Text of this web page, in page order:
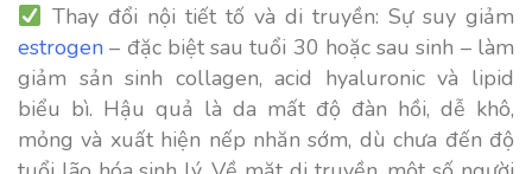
Thay đổi nội tiết tố và di truyền: Sự suy giảm
estrogen – đặc biệt sau tuổi 30 hoặc sau sinh – làm
giảm sản sinh collagen, acid hyaluronic và lipid
biểu bì. Hậu quả là da mất độ đàn hồi, dễ khô,
mỏng và xuất hiện nếp nhăn sớm, dù chưa đến độ